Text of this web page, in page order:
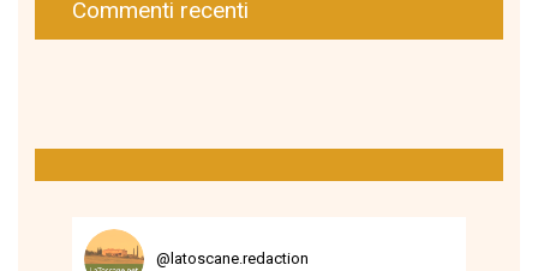
Commenti recenti
@ latoscane.redaction